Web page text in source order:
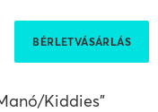
BÉRLETVÁSÁRLÁS
Kiddies"